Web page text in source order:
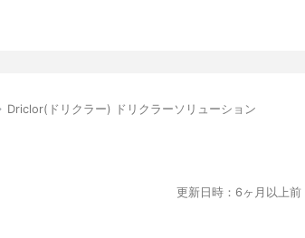
Driclor(ドリクラー) ドリクラーソリューション
更新日時：6ヶ月以上前